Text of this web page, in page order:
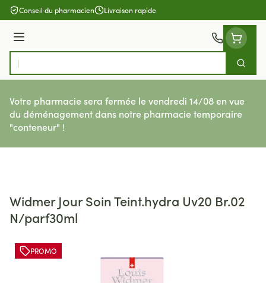
Aller au contenu
Conseil du pharmacien Livraison rapide
Menu
Rechercher
Votre pharmacie sera fermée le vendredi 14/08 en vue
du déménagement dans notre pharmacie temporaire
"conteneur" !
Widmer Jour Soin Teint.hydra Uv20 Br.02
N/parf30ml
PROMO